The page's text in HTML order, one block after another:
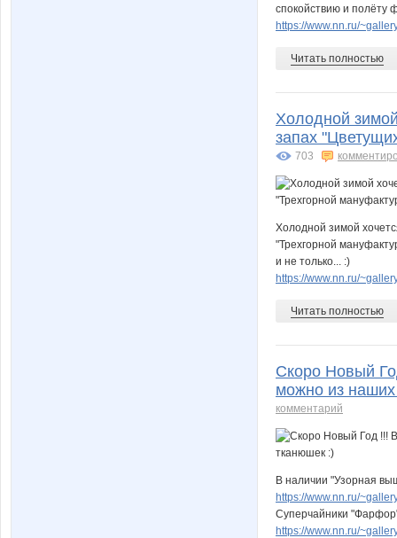
спокойствию и полёту
https://www.nn.ru/
Читать полностью
Холодной
запах
703
Холодной зимой
"Трехгорной
и не только... :)
https://www.nn.ru/
Читать полностью
Скоро Новый
можно из
комментарий
В наличии "Узорная
https://www.nn.ru/
Суперчайники
https://www.nn.ru/